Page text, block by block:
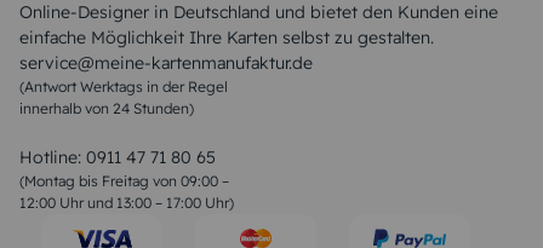
Online-Designer in Deutschland und bietet den Kunden eine
einfache Möglichkeit Ihre Karten selbst zu gestalten.
service@meine-kartenmanufaktur.de
(Antwort Werktags in der Regel
innerhalb von 24 Stunden)
Hotline: 0911 47 71 80 65
(Montag bis Freitag von 09:00 –
12:00 Uhr und 13:00 – 17:00 Uhr)
Sommer Sprüche
Muttertagssprüche
Sprüche zur Hochzeit
Sprüche zur Konfirmation & Kommunion
Weihnachtsgedichte
Liebessprüche
Geburtstagssprüche
Trauersprüche
Konfirmation Glückwünsche